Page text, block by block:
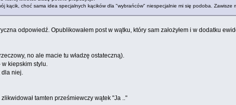
kącik, choć sama idea specjalnych kącików dla "wybrańców" niespecjalnie mi się podoba. Zawisze
odpowiedź. Opublikowałem post w wątku, który sam założyłem i w dodatku
no ale macie tu władzę ostateczną).
kiepskim stylu.
niej.
tamten prześmiewczy wątek "Ja .."